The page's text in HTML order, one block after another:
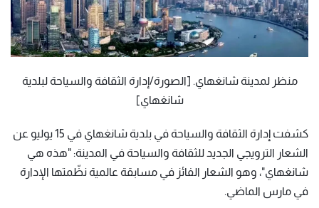
منظر لمدينة شانغهاي. [الصورة/إدارة الثقافة والسياحة لبلدية
شانغهاي]
كشفت إدارة الثقافة والسياحة في بلدية شانغهاي في 15 يوليو عن
الشعار الترويجي الجديد للثقافة والسياحة في المدينة: "هذه هي
شانغهاي"، وهو الشعار الفائز في مسابقة عالمية نظّمتها الإدارة
في مارس الماضي.